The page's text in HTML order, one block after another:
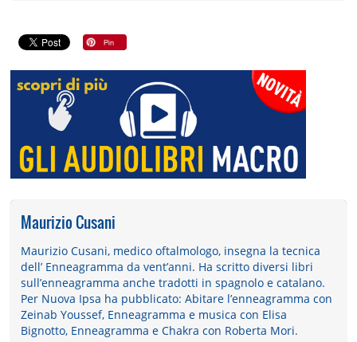
Maurizio Cusani
Maurizio Cusani, medico oftalmologo, insegna la tecnica
dell’ Enneagramma da vent’anni. Ha scritto diversi libri
sull’enneagramma anche tradotti in spagnolo e catalano.
Per Nuova Ipsa ha pubblicato: Abitare l’enneagramma con
Zeinab Youssef, Enneagramma e musica con Elisa
Bignotto, Enneagramma e Chakra con Roberta Mori.